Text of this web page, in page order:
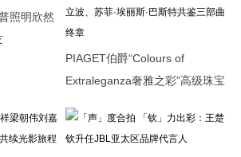
特别放映 开启古城合家欢奇幻冒险
影3》曝“畅游恐龙岛” 点映口碑升温引共
照明欣然
PIAGET伯爵“Colours of
Extraleganza奢雅之彩”高级珠宝
共鉴三部曲终章